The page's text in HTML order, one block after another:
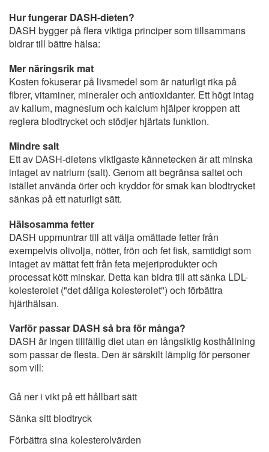
Hur fungerar DASH-dieten?
DASH bygger på flera viktiga principer som tillsammans
bidrar till bättre hälsa:
Mer näringsrik mat
Kosten fokuserar på livsmedel som är naturligt rika på
fibrer, vitaminer, mineraler och antioxidanter. Ett högt intag
av kalium, magnesium och kalcium hjälper kroppen att
reglera blodtrycket och stödjer hjärtats funktion.
Mindre salt
Ett av DASH-dietens viktigaste kännetecken är att minska
intaget av natrium (salt). Genom att begränsa saltet och
istället använda örter och kryddor för smak kan blodtrycket
sänkas på ett naturligt sätt.
Hälsosamma fetter
DASH uppmuntrar till att välja omättade fetter från
exempelvis olivolja, nötter, frön och fet fisk, samtidigt som
intaget av mättat fett från feta mejeriprodukter och
processat kött minskar. Detta kan bidra till att sänka LDL-
kolesterolet ("det dåliga kolesterolet") och förbättra
hjärthälsan.
Varför passar DASH så bra för många?
DASH är ingen tillfällig diet utan en långsiktig kosthållning
som passar de flesta. Den är särskilt lämplig för personer
som vill:
Gå ner i vikt på ett hållbart sätt
Sänka sitt blodtryck
Förbättra sina kolesterolvärden